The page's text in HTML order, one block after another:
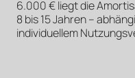
6.000 € liegt die
8 bis 15 Jahren –
individuellem